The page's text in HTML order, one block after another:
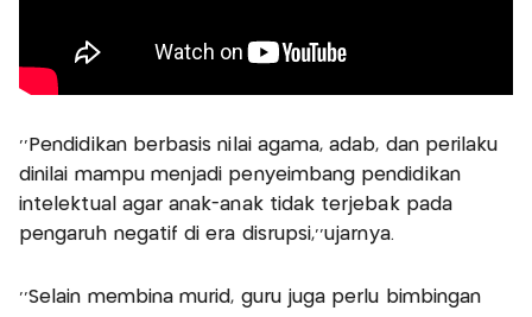
‘’Pendidikan berbasis nilai agama, adab, dan perilaku
dinilai mampu menjadi penyeimbang pendidikan
intelektual agar anak-anak tidak terjebak pada
pengaruh negatif di era disrupsi,’’ujarnya.
‘’Selain membina murid, guru juga perlu bimbingan